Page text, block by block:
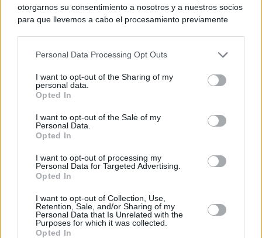
otorgarnos su consentimiento a nosotros y a nuestros socios
para que llevemos a cabo el procesamiento previamente
negar su consentimiento. Tenga en cuenta que algún
de su consentimiento, pero usted tiene el derecho de
rechazar tal procesamiento. Sus preferencias se aplicarán
cualquier momento entrando de nuevo en este sitio web o
visitando nuestra política de privacidad.
Personal Data Processing Opt Outs
I want to opt-out of the Sharing of my
personal data.
Opted In
I want to opt-out of the Sale of my
Personal Data.
Opted In
I want to opt-out of processing my
Personal Data for Targeted Advertising.
Opted In
I want to opt-out of Collection, Use,
Retention, Sale, and/or Sharing of my
Personal Data that Is Unrelated with the
Purposes for which it was collected.
Opted In